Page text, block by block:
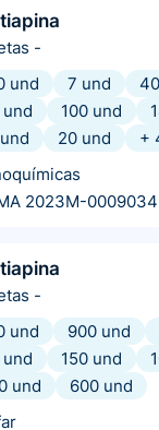
-
und
7 und
100 und
20 und +
2023M-
-
und
900 und
150 und
und
600 und